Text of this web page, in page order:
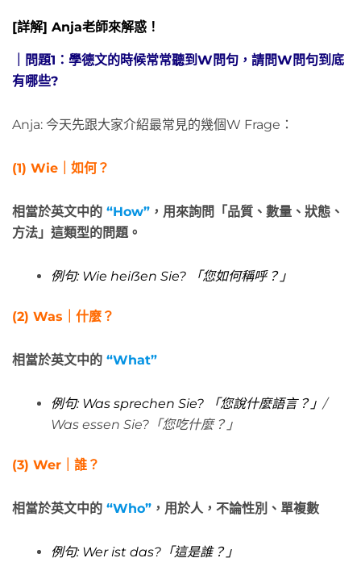
[詳解] Anja老師來解惑！
｜問題1： 學德文的時候常常聽到W問句，請問W問句到底
有哪些?
Anja: 今天先跟大家介紹最常見的幾個W Frage：
(1) Wie｜如何？
相當於英文中的 “How” ，用來詢問「品質、數量、狀態、
方法」這類型的問題。
例句: Wie heiẞen Sie? 「您如何稱呼？」
(2) Was ｜什麼？
相當於英文中的 “What”
例句:Was sprechen Sie? 「您說什麼語言？」 /
Was essen Sie?「您吃什麼？」
(3) Wer ｜誰？
相當於英文中的 “Who” ，用於人，不論性別、單複數
例句:Wer ist das?「這是誰？ 」